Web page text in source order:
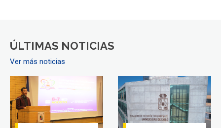
ÚLTIMAS NOTICIAS
Ver más noticias